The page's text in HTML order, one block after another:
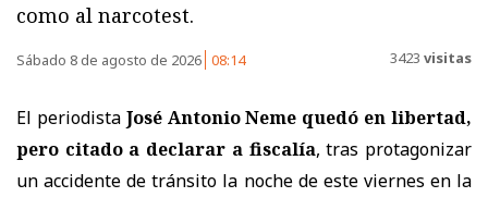
como al narcotest.
Sábado 8 de agosto de 2026 08:14 3423 visitas
El periodista José Antonio Neme quedó en libertad,
pero citado a declarar a fiscalía, tras protagonizar
un accidente de tránsito la noche de este viernes en la